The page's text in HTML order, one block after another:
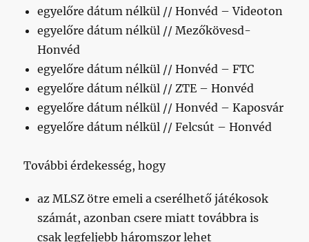
egyelőre dátum nélkül // Honvéd – Videoton
egyelőre dátum nélkül // Mezőkövesd-
Honvéd
egyelőre dátum nélkül // Honvéd – FTC
egyelőre dátum nélkül // ZTE – Honvéd
egyelőre dátum nélkül // Honvéd – Kaposvár
egyelőre dátum nélkül // Felcsút – Honvéd
További érdekesség, hogy
az MLSZ ötre emeli a cserélhető játékosok
számát, azonban csere miatt továbbra is
csak legfeljebb háromszor lehet